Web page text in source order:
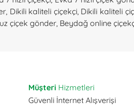
, Dikili kaliteli çiçekçi, Dikili kaliteli
çiçek gönder, Beydağ online
Müşteri Hizmetleri
Güvenli İnternet Alışverişi